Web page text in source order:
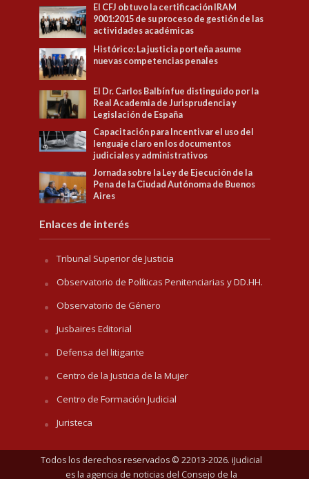
El CFJ obtuvo la certificación IRAM
9001:2015 de su proceso de gestión de las
actividades académicas
Histórico: La justicia porteña asume
nuevas competencias penales
El Dr. Carlos Balbín fue distinguido por la
Real Academia de Jurisprudencia y
Legislación de España
Capacitación para Incentivar el uso del
lenguaje claro en los documentos
judiciales y administrativos
Jornada sobre la Ley de Ejecución de la
Pena de la Ciudad Autónoma de Buenos
Aires
Enlaces de interés
Tribunal Superior de Justicia
Observatorio de Políticas Penitenciarias y DD.HH.
Observatorio de Género
Jusbaires Editorial
Defensa del litigante
Centro de la Justicia de la Mujer
Centro de Formación Judicial
Juristeca
Todos los derechos reservados © 22013-2026. iJudicial
es la agencia de noticias del Consejo de la